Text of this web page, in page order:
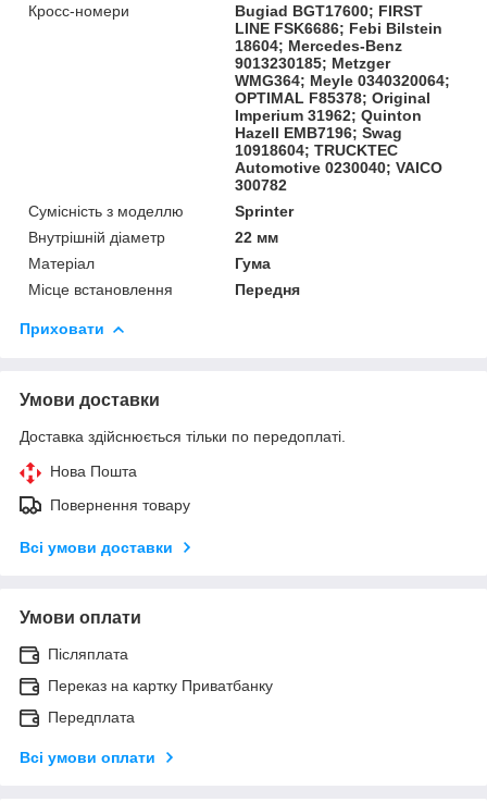
Кросс-номери
Bugiad BGT17600; FIRST
LINE FSK6686; Febi Bilstein
18604; Mercedes-Benz
9013230185; Metzger
WMG364; Meyle 0340320064;
OPTIMAL F85378; Original
Imperium 31962; Quinton
Hazell EMB7196; Swag
10918604; TRUCKTEC
Automotive 0230040; VAICO
300782
Сумісність з моделлю
Sprinter
Внутрішній діаметр
22 мм
Матеріал
Гума
Місце встановлення
Передня
Приховати
Умови доставки
Доставка здійснюється тільки по передоплаті.
Нова Пошта
Повернення товару
Всі умови доставки
Умови оплати
Післяплата
Переказ на картку Приватбанку
Передплата
Всі умови оплати